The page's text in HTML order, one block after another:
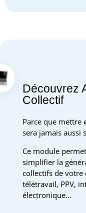
Découvrez
Collectif
Parce que mettre
sera jamais aussi
Ce module
simplifier la
collectifs de votre
télétravail, PPV,
électronique…